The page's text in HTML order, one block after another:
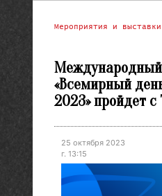
Мероприятия и выставки
«Всемирный
2023» пройдет с
25 октября 2023
г. 13:15